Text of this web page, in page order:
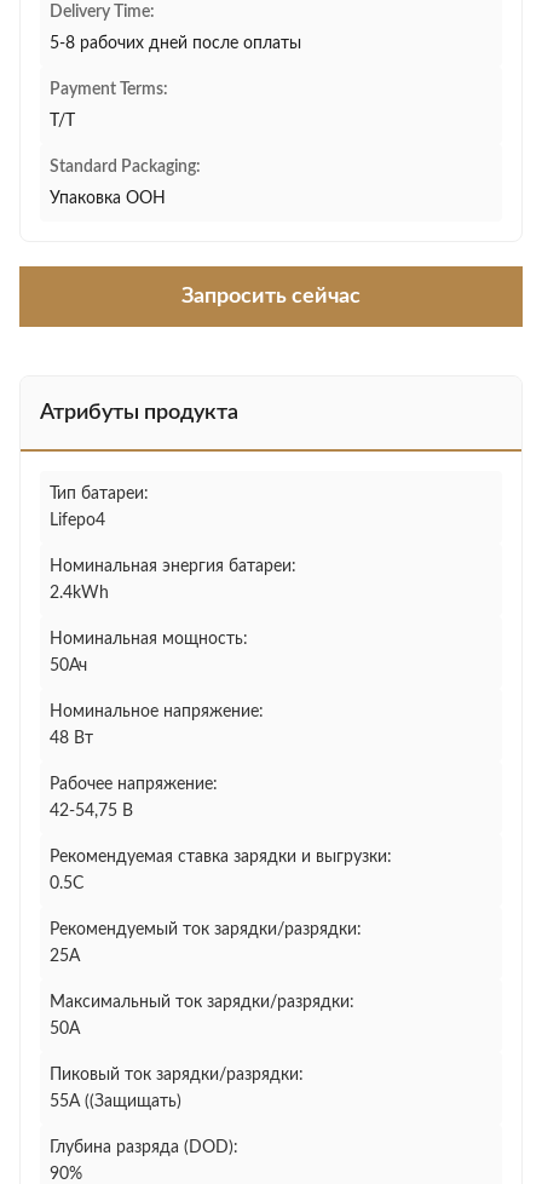
Delivery Time:
5-8 рабочих дней после оплаты
Payment Terms:
T/T
Standard Packaging:
Упаковка ООН
Запросить сейчас
Атрибуты продукта
Тип батареи:
Lifepo4
Номинальная энергия батареи:
2.4kWh
Номинальная мощность:
50Ач
Номинальное напряжение:
48 Вт
Рабочее напряжение:
42-54,75 В
Рекомендуемая ставка зарядки и выгрузки:
0.5С
Рекомендуемый ток зарядки/разрядки:
25А
Максимальный ток зарядки/разрядки:
50А
Пиковый ток зарядки/разрядки:
55А ((Защищать)
Глубина разряда (DOD):
90%